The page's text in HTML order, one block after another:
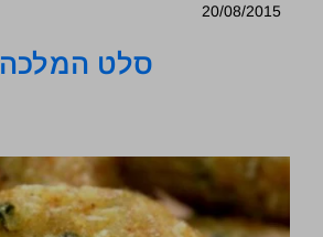
20/08/2015
סלט המלכה